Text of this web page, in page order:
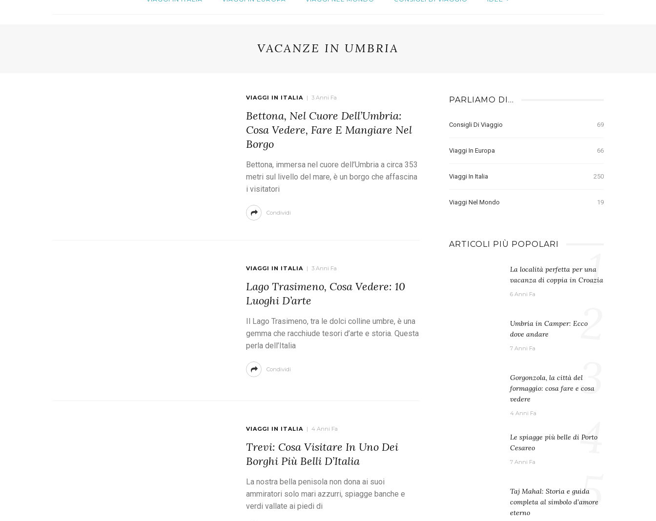
VACANZE IN UMBRIA
VIAGGI IN ITALIA 3 Anni Fa
Bettona, Nel Cuore Dell’Umbria:
Cosa Vedere, Fare E Mangiare Nel
Borgo
Bettona, immersa nel cuore dell’Umbria a circa 353
metri sul livello del mare, è un borgo che affascina
i visitatori
Condividi
VIAGGI IN ITALIA 3 Anni Fa
Lago Trasimeno, Cosa Vedere: 10
Luoghi D’arte
Il Lago Trasimeno, tra le dolci colline umbre, è una
gemma che racchiude tesori d’arte e storia. Questa
perla dell’Italia
Condividi
VIAGGI IN ITALIA 4 Anni Fa
Trevi: Cosa Visitare In Uno Dei
Borghi Più Belli D’Italia
La nostra bella penisola non dona ai suoi
ammiratori solo mari azzurri, spiagge banche e
verdi vallate ai piedi di
PARLIAMO DI…
Consigli Di Viaggio 69
Viaggi In Europa 66
Viaggi In Italia 250
Viaggi Nel Mondo 19
ARTICOLI PIÙ POPOLARI
La località perfetta per una
vacanza di coppia in Croazia
6 Anni Fa 1
Umbria in Camper: Ecco
dove andare
7 Anni Fa 2
Gorgonzola, la città del
formaggio: cosa fare e cosa
vedere
4 Anni Fa
3
Le spiagge più belle di Porto
Cesareo
7 Anni Fa 4
Taj Mahal: Storia e guida
completa al simbolo d’amore
eterno
5